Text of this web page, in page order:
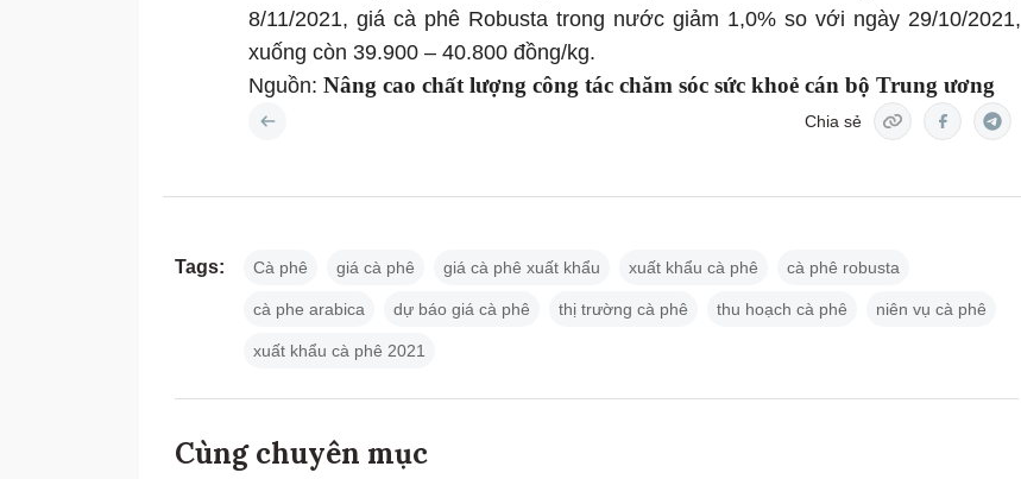
8/11/2021, giá cà phê Robusta trong nước giảm 1,0% so với ngày 29/10/2021,
xuống còn 39.900 – 40.800 đồng/kg.
Nguồn: Nâng cao chất lượng công tác chăm sóc sức khoẻ cán bộ Trung ương
Chia sẻ
Tags: Cà phê giá cà phê giá cà phê xuất khẩu xuất khẩu cà phê cà phê robusta
cà phe arabica dự báo giá cà phê thị trường cà phê thu hoạch cà phê niên vụ cà phê
xuất khẩu cà phê 2021
Cùng chuyên mục